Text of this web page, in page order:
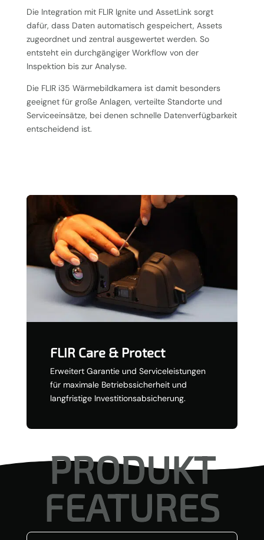
Die Integration mit FLIR Ignite und AssetLink sorgt
dafür, dass Daten automatisch gespeichert, Assets
zugeordnet und zentral ausgewertet werden. So
entsteht ein durchgängiger Workflow von der
Inspektion bis zur Analyse.
Die FLIR i35 Wärmebildkamera ist damit besonders
geeignet für große Anlagen, verteilte Standorte und
Serviceeinsätze, bei denen schnelle Datenverfügbarkeit
entscheidend ist.
FLIR Care & Protect
Erweitert Garantie und Serviceleistungen
für maximale Betriebssicherheit und
langfristige Investitionsabsicherung.
PRODUKT
FEATURES